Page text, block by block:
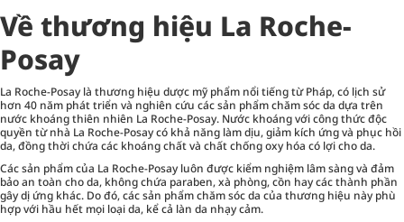
Về thương hiệu La Roche-
Posay
La Roche-Posay là thương hiệu dược mỹ phẩm nổi tiếng từ Pháp, có lịch sử
hơn 40 năm phát triển và nghiên cứu các sản phẩm chăm sóc da dựa trên
nước khoáng thiên nhiên La Roche-Posay. Nước khoáng với công thức độc
quyền từ nhà La Roche-Posay có khả năng làm dịu, giảm kích ứng và phục hồi
da, đồng thời chứa các khoáng chất và chất chống oxy hóa có lợi cho da.
Các sản phẩm của La Roche-Posay luôn được kiểm nghiệm lâm sàng và đảm
bảo an toàn cho da, không chứa paraben, xà phòng, cồn hay các thành phần
gây dị ứng khác. Do đó, các sản phẩm chăm sóc da của thương hiệu này phù
hợp với hầu hết mọi loại da, kể cả làn da nhạy cảm.